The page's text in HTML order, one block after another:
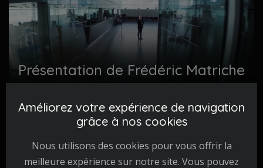
Présentation de Frédéric Matriche
EyeD Pharma Ville de Spa
Améliorez votre expérience de navigation
grâce à nos cookies
Nous utilisons des cookies pour vous offrir la
meilleure expérience sur notre site. Vous pouvez